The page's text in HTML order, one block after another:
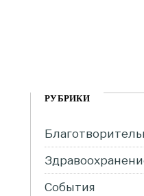
РУБРИКИ
События